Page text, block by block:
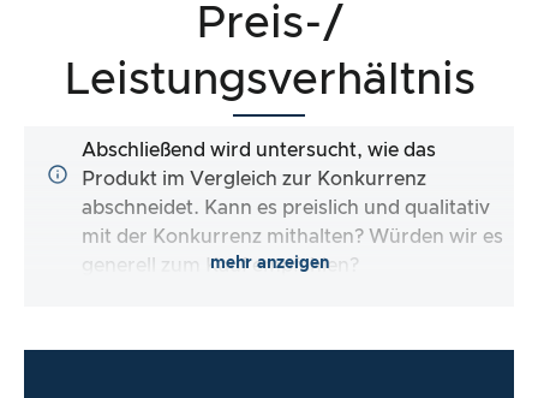
Preis-/
Leistungsverhältnis
Abschließend wird untersucht, wie das
Produkt im Vergleich zur Konkurrenz
abschneidet. Kann es preislich und qualitativ
mit der Konkurrenz mithalten? Würden wir es
generell zum Kauf empfehlen?
mehr anzeigen